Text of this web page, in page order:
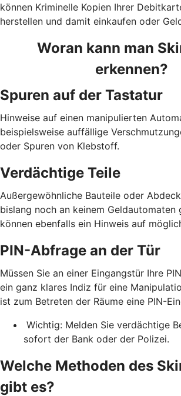
können Kriminelle Kopien Ihrer
herstellen und damit einkaufen oder
Woran kann man
erkennen?
Spuren auf der Tastatur
Hinweise auf einen manipulierten
beispielsweise auffällige
oder Spuren von Klebstoff.
Verdächtige Teile
Außergewöhnliche Bauteile oder
bislang noch an keinem Geldautomaten
können ebenfalls ein Hinweis auf
PIN-Abfrage an der Tür
Müssen Sie an einer Eingangstür Ihre
ein ganz klares Indiz für eine
ist zum Betreten der Räume eine PIN-
Wichtig: Melden Sie verdächtige
sofort der Bank oder der Polizei.
Welche Methoden des
gibt es?